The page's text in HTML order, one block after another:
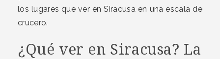
los lugares que ver en Siracusa en una escala de
crucero.
¿Qué ver en Siracusa? La